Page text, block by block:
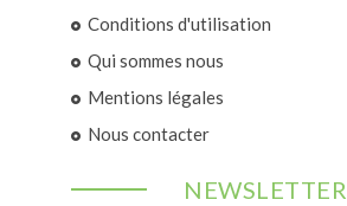
Conditions d'utilisation
Qui sommes nous
Mentions légales
Nous contacter
NEWSLETTER